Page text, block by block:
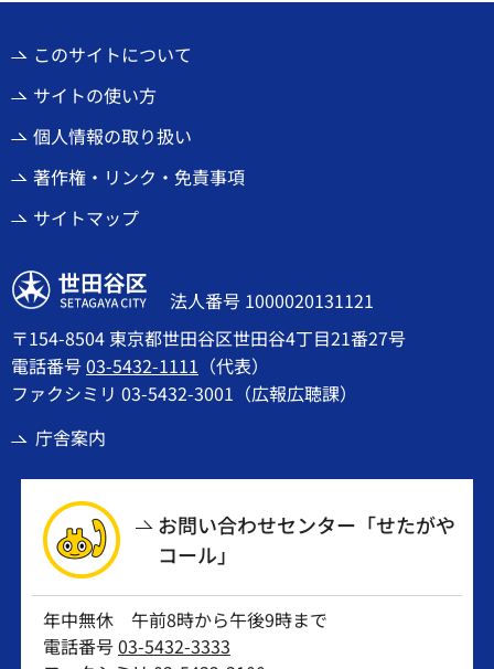
このサイトについて
サイトの使い方
個人情報の取り扱い
著作権・リンク・免責事項
サイトマップ
世田谷区
法人番号 1000020131121
〒154-8504 東京都世田谷区世田谷4丁目21番27号
電話番号03-5432-1111 （代表）
ファクシミリ 03-5432-3001（広報広聴課）
庁舎案内
お問い合わせセンター「せたがや
コール」
年中無休 午前8時から午後9時まで
電話番号03-5432-3333